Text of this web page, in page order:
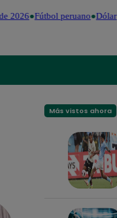
2026 Fútbol peruano Dólar
Más vistos ahora